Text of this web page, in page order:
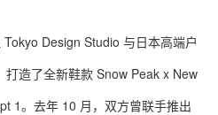
球 鞋 Design Studio 与日本高端户
造了全新鞋款 Snow Peak x New
1。去年 10 月，双方曾联手推出